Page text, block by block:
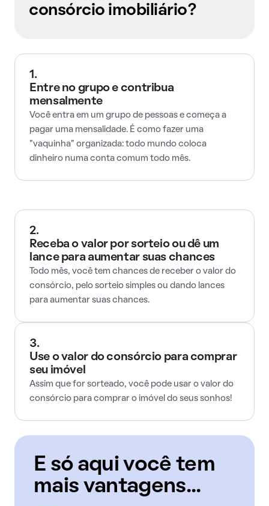
consórcio imobiliário?
1.
Entre no grupo e contribua
mensalmente
Você entra em um grupo de pessoas e começa a
pagar uma mensalidade. É como fazer uma
"vaquinha" organizada: todo mundo coloca
dinheiro numa conta comum todo mês.
2.
Receba o valor por sorteio ou dê um
lance para aumentar suas chances
Todo mês, você tem chances de receber o valor do
consórcio, pelo sorteio simples ou dando lances
para aumentar suas chances.
3.
Use o valor do consórcio para comprar
seu imóvel
Assim que for sorteado, você pode usar o valor do
consórcio para comprar o imóvel do seus sonhos!
E só aqui você tem
mais vantagens...